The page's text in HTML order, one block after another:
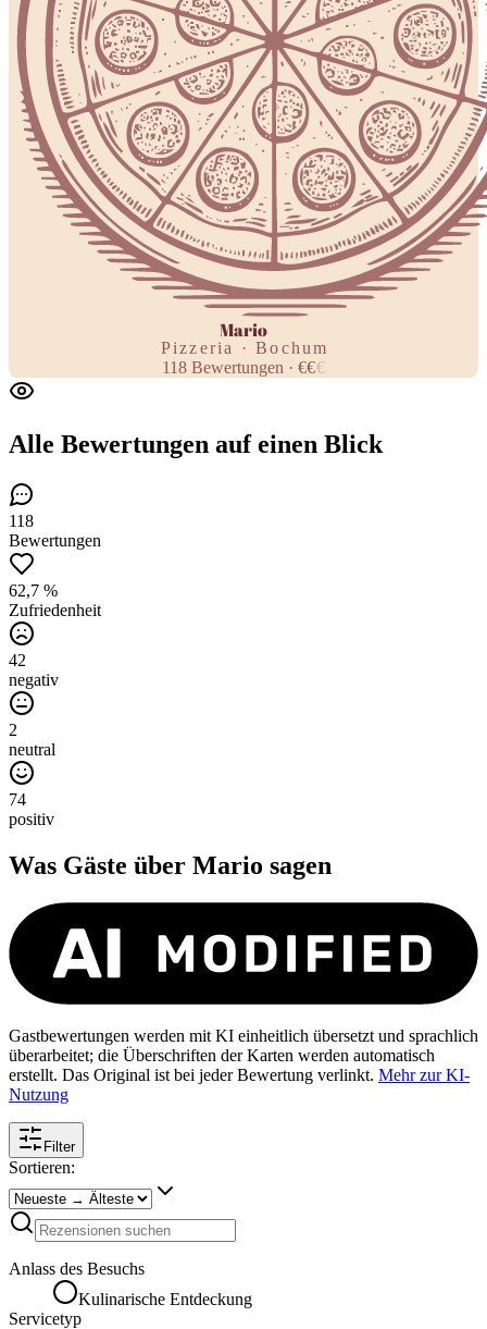
Mario
Pizzeria · Bochum
118 Bewertungen · €€€
Alle Bewertungen auf einen Blick
118
Bewertungen
62,7 %
Zufriedenheit
42
negativ
2
neutral
74
positiv
Was Gäste über Mario sagen
Gastbewertungen werden mit KI einheitlich übersetzt und sprachlich
überarbeitet; die Überschriften der Karten werden automatisch
erstellt. Das Original ist bei jeder Bewertung verlinkt. Mehr zur KI-
Nutzung
Filter
Sortieren:
Anlass des Besuchs
Kulinarische Entdeckung
Servicetyp